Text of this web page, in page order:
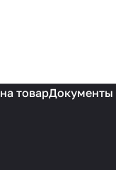
товарДокументы